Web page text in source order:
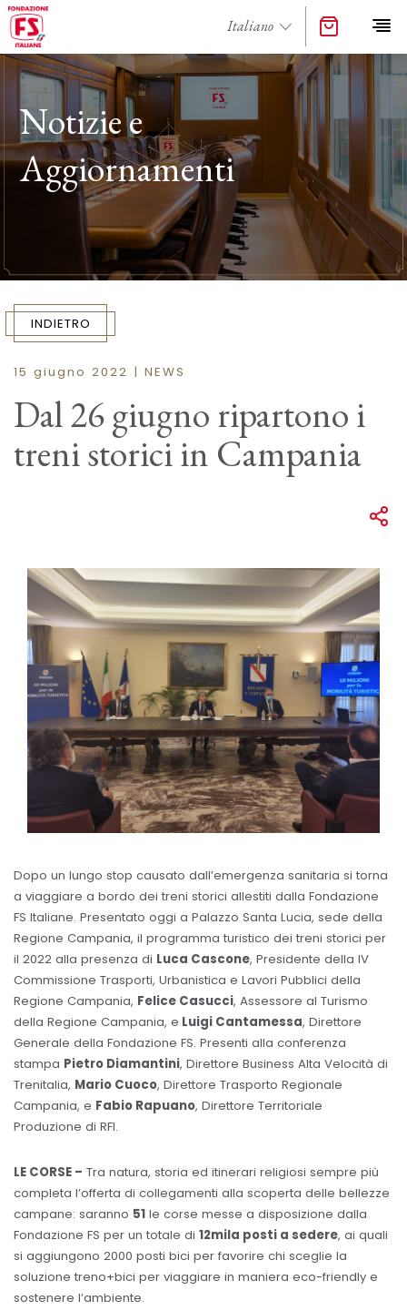
Notizie e
Aggiornamenti
INDIETRO
15 giugno 2022 | NEWS
Dal 26 giugno ripartono i
treni storici in Campania
Dopo un lungo stop causato dall’emergenza sanitaria si torna
a viaggiare a bordo dei treni storici allestiti dalla Fondazione
FS Italiane. Presentato oggi a Palazzo Santa Lucia, sede della
Regione Campania, il programma turistico dei treni storici per
il 2022 alla presenza di Luca Cascone, Presidente della IV
Commissione Trasporti, Urbanistica e Lavori Pubblici della
Regione Campania, Felice Casucci, Assessore al Turismo
della Regione Campania, e Luigi Cantamessa, Direttore
Generale della Fondazione FS. Presenti alla conferenza
stampa Pietro Diamantini, Direttore Business Alta Velocità di
Trenitalia, Mario Cuoco, Direttore Trasporto Regionale
Campania, e Fabio Rapuano, Direttore Territoriale
Produzione di RFI.
LE CORSE – Tra natura, storia ed itinerari religiosi sempre più
completa l’offerta di collegamenti alla scoperta delle bellezze
campane: saranno 51 le corse messe a disposizione dalla
Fondazione FS per un totale di 12mila posti a sedere, ai quali
si aggiungono 2000 posti bici per favorire chi sceglie la
soluzione treno+bici per viaggiare in maniera eco-friendly e
sostenere l’ambiente.